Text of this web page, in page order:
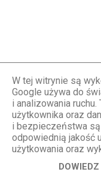
« NOWSZY POST
W tej witrynie są
Google używa do
i analizowania
użytkownika oraz
i bezpieczeństwa
odpowiednią jakość
użytkowania oraz